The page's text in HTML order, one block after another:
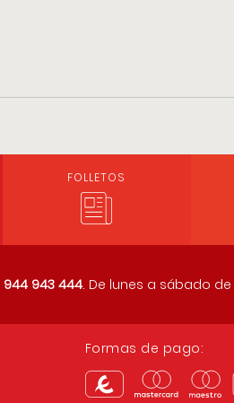
FOLLETOS
944 943 444. De lunes a sábado de
Formas de pago: